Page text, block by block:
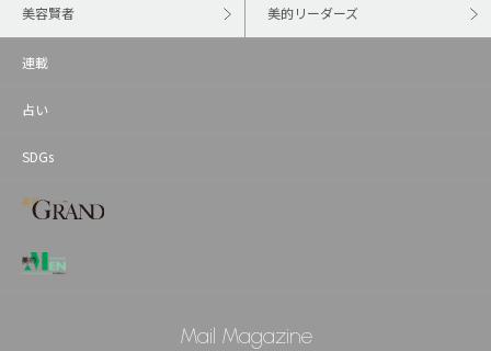
美容賢者 美的リーダーズ
連載
占い
SDGs
Mail Magazine